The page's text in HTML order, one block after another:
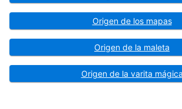
Origen de los mapas
Origen de la maleta
Origen de la varita mágica